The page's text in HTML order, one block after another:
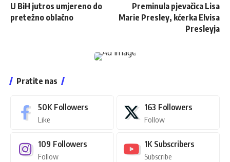
U BiH jutros umjereno do
pretežno oblačno
Preminula pjevačica Lisa
Marie Presley, kćerka Elvisa
Presleyja
Pratite nas
50K Followers
Like
163 Followers
Follow
109 Followers
Follow
1K Subscribers
Subscribe